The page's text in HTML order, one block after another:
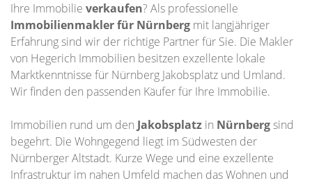
Ihre Immobilie verkaufen? Als professionelle
Immobilienmakler für Nürnberg mit langjähriger
Erfahrung sind wir der richtige Partner für Sie. Die Makler
von Hegerich Immobilien besitzen exzellente lokale
Marktkenntnisse für Nürnberg Jakobsplatz und Umland.
Wir finden den passenden Käufer für Ihre Immobilie.
Immobilien rund um den Jakobsplatz in Nürnbergsind
begehrt. Die Wohngegend liegt im Südwesten der
Nürnberger Altstadt. Kurze Wege und eine exzellente
Infrastruktur im nahen Umfeld machen das Wohnen und